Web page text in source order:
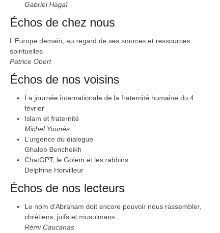
Gabriel Hagaï
Échos de chez nous
L’Europe demain, au regard de ses sources et ressources
spirituelles
Patrice Obert
Échos de nos voisins
La journée internationale de la fraternité humaine du 4
février
Islam et fraternité
Michel Younès
L’urgence du dialogue
Ghaleb Bencheikh
ChatGPT, le Golem et les rabbins
Delphine Horvilleur
Échos de nos lecteurs
Le nom d’Abraham doit encore pouvoir nous rassembler,
chrétiens, juifs et musulmans
Rémi Caucanas